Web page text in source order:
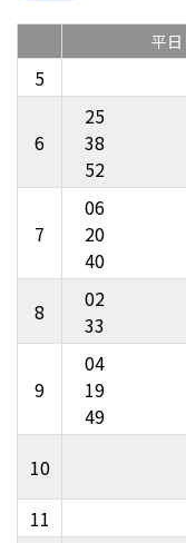
平日
5
6
7
8
9
10
11
25
38
52
06
20
40
02
33
04
19
49